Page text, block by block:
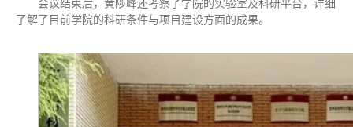
会议结束后，黄陟峰还考察了学院的实验室及科研平台，详细
了解了目前学院的科研条件与项目建设方面的成果。